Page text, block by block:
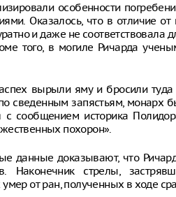
особенности
Оказалось, что в отличие
и даже не соответствовала
того, в могиле Ричарда
вырыли яму и бросили
сведенным запястьям, монарх
с сообщением историка
похорон».
данные доказывают, что
Наконечник стрелы,
умер от ран, полученных в ходе